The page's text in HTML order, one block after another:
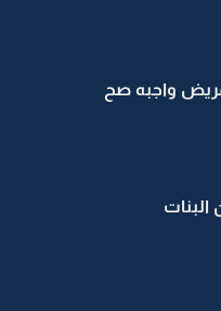
واجبه صح
البنات